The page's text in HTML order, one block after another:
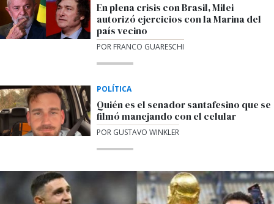
En plena crisis con Brasil, Milei
autorizó ejercicios con la Marina del
país vecino
POR FRANCO GUARESCHI
POLÍTICA
Quién es el senador santafesino que se
filmó manejando con el celular
POR GUSTAVO WINKLER